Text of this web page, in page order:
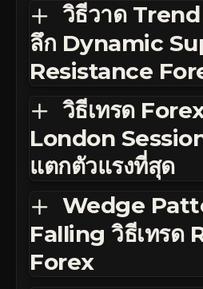
วิธีวาด Trend
ลึก Dynamic
Resistance
วิธีเทรด
London
แตกตัวแรงที่สุด
Wedge
Falling วิธีเทรด
Forex